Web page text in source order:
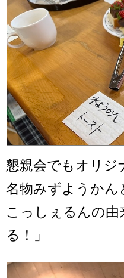
懇親会でもオリ
名物みずようかん
こっしぇるんの
る！」